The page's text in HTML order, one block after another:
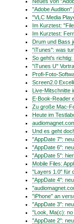
"Adobe
"VLC Media
Im Kurztest:
Im Kurztest:
Drum und Bass
"iTunes": was
So geht's
"iTunes U"
Profi-Foto-
Screen2.0
Live-Mitschnitte
E-Book-Reader
Zu große Mac-
Heute im
Und es geht
"AppDate 7":
"AppDate 6":
"AppDate 5":
Mobile Files:
"Layers 1.0" für
"AppDate 4":
"iPhone" an
"AppDate 3":
"Look, Ma(c):
"AppDate 2":